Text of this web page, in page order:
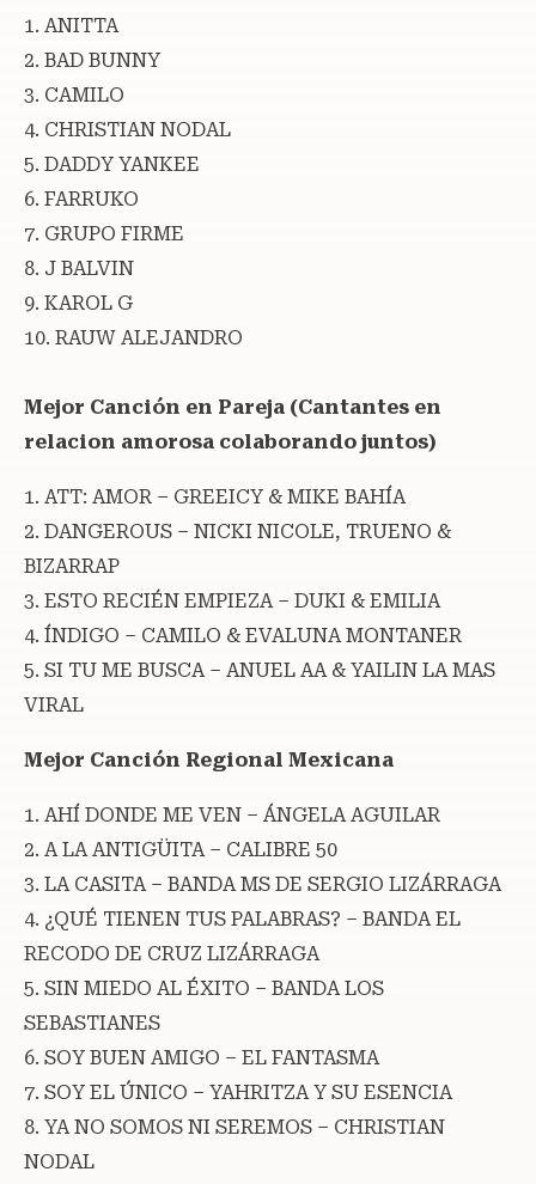
1. ANITTA
2. BAD BUNNY
3. CAMILO
4. CHRISTIAN NODAL
5. DADDY YANKEE
6. FARRUKO
7. GRUPO FIRME
8. J BALVIN
9. KAROL G
10. RAUW ALEJANDRO
Mejor Canción en Pareja (Cantantes en
relacion amorosa colaborando juntos)
1. ATT: AMOR – GREEICY & MIKE BAHÍA
2. DANGEROUS – NICKI NICOLE, TRUENO &
BIZARRAP
3. ESTO RECIÉN EMPIEZA – DUKI & EMILIA
4. ÍNDIGO – CAMILO & EVALUNA MONTANER
5. SI TU ME BUSCA – ANUEL AA & YAILIN LA MAS
VIRAL
Mejor Canción Regional Mexicana
1. AHÍ DONDE ME VEN – ÁNGELA AGUILAR
2. A LA ANTIGÜITA – CALIBRE 50
3. LA CASITA – BANDA MS DE SERGIO LIZÁRRAGA
4. ¿QUÉ TIENEN TUS PALABRAS? – BANDA EL
RECODO DE CRUZ LIZÁRRAGA
5. SIN MIEDO AL ÉXITO – BANDA LOS
SEBASTIANES
6. SOY BUEN AMIGO – EL FANTASMA
7. SOY EL ÚNICO – YAHRITZA Y SU ESENCIA
8. YA NO SOMOS NI SEREMOS – CHRISTIAN
NODAL